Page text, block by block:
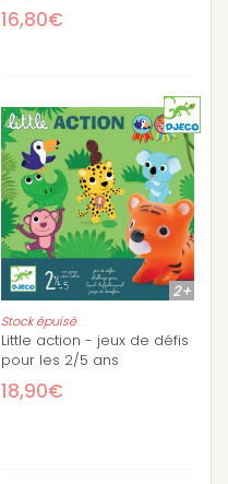
16,80€
2+
Stock épuisé
Little action - jeux de défis
pour les 2/5 ans
18,90€